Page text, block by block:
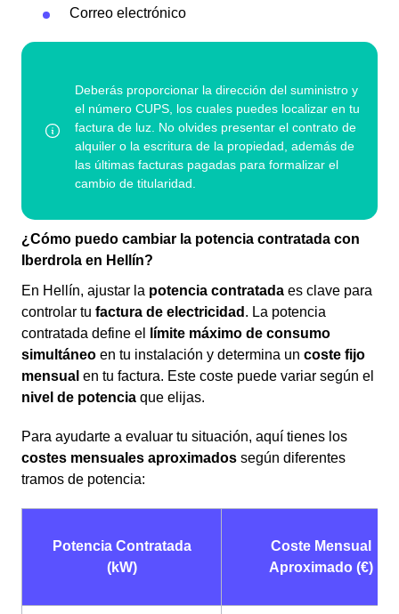
Correo electrónico
¿Cómo puedo cambiar la potencia contratada con
Iberdrola en Hellín?
En Hellín, ajustar la potencia contratada es clave para
controlar tu factura de electricidad . La potencia
contratada define el
límite máximo de consumo
simultáneo en tu instalación y determina un coste fijo
mensual en tu factura. Este coste puede variar según el
nivel de potencia que elijas.
Para ayudarte a evaluar tu situación, aquí tienes los
costes mensuales aproximados según diferentes
tramos de potencia:
Potencia Contratada
(kW)
Coste Mensual
Aproximado (€)